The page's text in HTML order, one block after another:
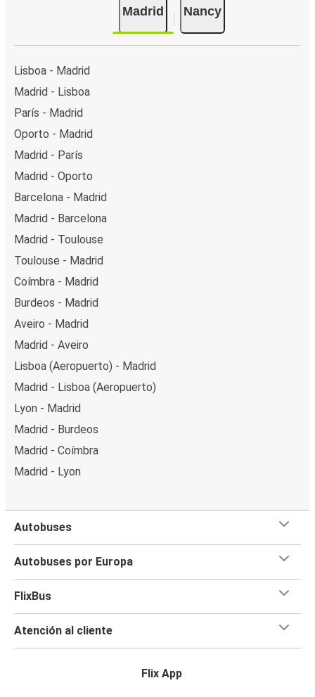
Madrid Nancy
Lisboa - Madrid
Madrid - Lisboa
París - Madrid
Oporto - Madrid
Madrid - París
Madrid - Oporto
Barcelona - Madrid
Madrid - Barcelona
Madrid - Toulouse
Toulouse - Madrid
Coímbra - Madrid
Burdeos - Madrid
Aveiro - Madrid
Madrid - Aveiro
Lisboa (Aeropuerto) - Madrid
Madrid - Lisboa (Aeropuerto)
Lyon - Madrid
Madrid - Burdeos
Madrid - Coímbra
Madrid - Lyon
Autobuses
Autobuses por Europa
FlixBus
Atención al cliente
Flix App